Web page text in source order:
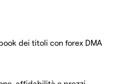
dei titoli con forex DMA